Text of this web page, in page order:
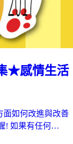
★感情生活
如何改進與改善
! 如果有任何…